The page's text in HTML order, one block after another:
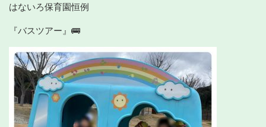
はないろ保育園恒例
『バスツアー』🚌